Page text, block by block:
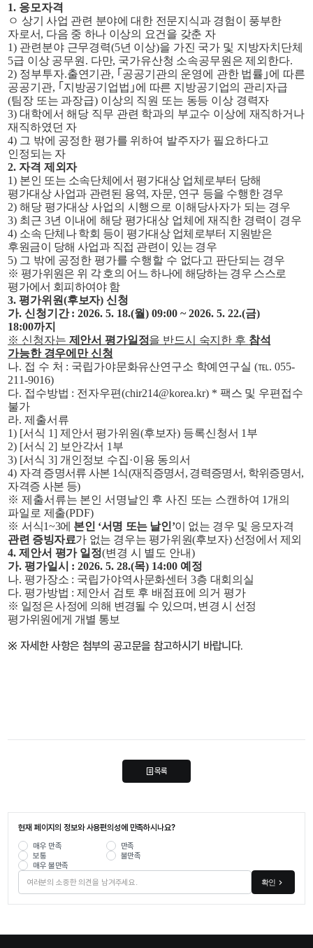
1. 응모자격
ㅇ 상기 사업 관련 분야에 대한 전문지식과 경험이 풍부한
자로서, 다음 중 하나 이상의 요건을 갖춘 자
1) 관련분야 근무경력(5년 이상)을 가진 국가 및 지방자치단체
5급 이상 공무원 . 다만, 국가유산청 소속공무원은 제외한다.
2) 정부투자.출연기관, ｢ 공공기관의 운영에 관한 법률 ｣에 따른
공공기관, ｢ 지방공기업법 ｣에 따른 지방공기업의 관리자급
(팀장 또는 과장급) 이상의 직원 또는 동등 이상 경력자
3)대학에서 해당 직무 관련 학과의 부교수 이상에 재직하거나
재직하였던 자
4) 그 밖에 공정한 평가를 위하여 발주자가 필요하다고
인정되는 자
2.자격 제외자
1) 본인 또는 소속단체에서 평가대상 업체로부터 당해
평가대상 사업과 관련된 용역, 자문, 연구 등을 수행한 경우
2)해당 평가대상 사업의 시행으로 이해당사자가 되는 경우
3) 최근 3년 이내에 해당 평가대상 업체에 재직한 경력이 경우
4) 소속 단체나 학회 등이 평가대상 업체로부터 지원받은
후원금이 당해 사업과 직접 관련이 있는 경우
5) 그 밖에 공정한 평가를 수행할 수 없다고 판단되는 경우
※ 평가위원은 위 각 호의 어느 하나에 해당하는 경우 스스로
평가에서 회피하여야 함
3.평가위원(후보자)신청
가.신청기간: 2026. 5. 18.(월) 09:00 ~ 2026. 5. 22.(금)
18:00까지
※ 신청자는 제안서 평가일정을 반드시 숙지한 후 참석
가능한 경우에만 신청
나. 접 수 처 : 국립가야문화유산연구소 학예연구실 (℡ . 055-
211-9016)
다. 접수방법 : 전자우편(chir214@korea.kr) * 팩스 및 우편접수
불가
라.제출서류
1) [서식 1] 제안서 평가위원(후보자) 등록신청서 1 부
2) [서식 2] 보안각서 1 부
3) [서식 3] 개인정보 수집·이용 동의서
4) 자격 증명서류 사본 1식(재직증명서 , 경력증명서, 학위증명서,
자격증 사본 등)
※제출서류는 본인 서명날인 후 사진 또는 스캔하여 1 개의
파일로 제출(PDF)
※서식1~3에 본인 ‘서명 또는 날인’이 없는 경우 및 응모자격
관련 증빙자료가 없는 경우는 평가위원(후보자) 선정에서 제외
4.제안서 평가 일정(변경 시 별도 안내)
가.평가일시 : 2026. 5. 28.(목) 14:00 예정
나. 평가장소 : 국립가야역사문화센터 3층 대회의실
다. 평가방법 :제안서 검토 후 배점표에 의거 평가
※ 일정은 사정에 의해 변경될 수 있으며 , 변경 시 선정
평가위원에게 개별 통보
※ 자세한 사항은 첨부의 공고문을 참고하시기 바랍니다.
목록
현재 페이지의 정보와 사용편의성에 만족하시나요?
매우 만족
만족
보통
불만족
매우 불만족
확인